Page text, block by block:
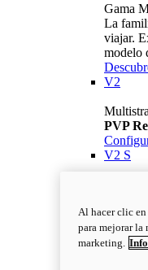
Gama
La
viajar.
modelo
V2
PVP
V2 S
V4
Al hacer clic
para mejorar la
marketing.